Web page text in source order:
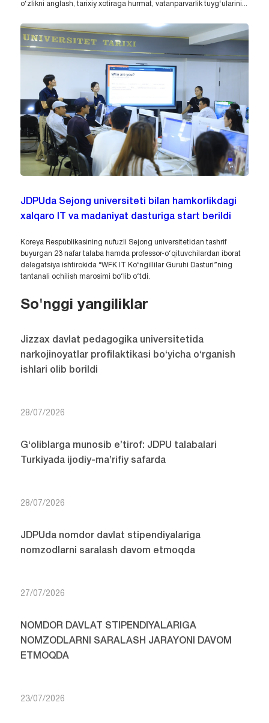
o‘zlikni anglash, tarixiy xotiraga hurmat, vatanparvarlik tuyg‘ularini...
JDPUda Sejong universiteti bilan hamkorlikdagi
xalqaro IT va madaniyat dasturiga start berildi
Koreya Respublikasining nufuzli Sejong universitetidan tashrif
buyurgan 23 nafar talaba hamda professor-o‘qituvchilardan iborat
delegatsiya ishtirokida “WFK IT Ko‘ngillilar Guruhi Dasturi”ning
tantanali ochilish marosimi bo‘lib o‘tdi.
So'nggi yangiliklar
Jizzax davlat pedagogika universitetida
narkojinoyatlar profilaktikasi bo‘yicha o‘rganish
ishlari olib borildi
28/07/2026
G‘oliblarga munosib e’tirof: JDPU talabalari
Turkiyada ijodiy-ma’rifiy safarda
28/07/2026
JDPUda nomdor davlat stipendiyalariga
nomzodlarni saralash davom etmoqda
27/07/2026
NOMDOR DAVLAT STIPENDIYALARIGA
NOMZODLARNI SARALASH JARAYONI DAVOM
ETMOQDA
23/07/2026